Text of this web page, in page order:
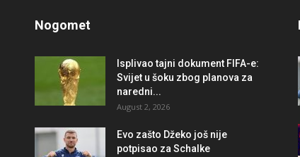
Nogomet
Isplivao tajni dokument FIFA-e:
Svijet u šoku zbog planova za
naredni...
August 2, 2026
Evo zašto Džeko još nije
potpisao za Schalke